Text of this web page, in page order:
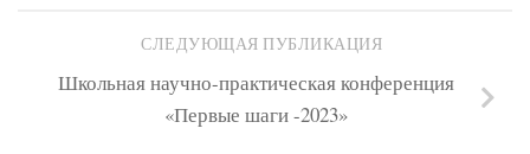
СЛЕДУЮЩАЯ ПУБЛИКАЦИЯ
Школьная научно-практическая конференция
«Первые шаги -2023»